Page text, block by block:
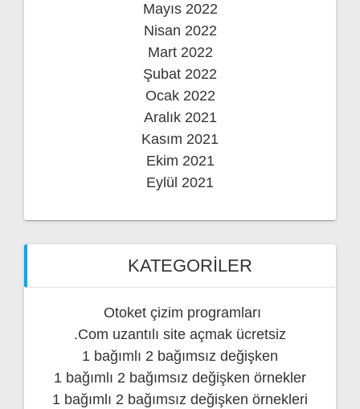
Mayıs 2022
Nisan 2022
Mart 2022
Şubat 2022
Ocak 2022
Aralık 2021
Kasım 2021
Ekim 2021
Eylül 2021
KATEGORILER
Otoket çizim programları
.Com uzantılı site açmak ücretsiz
1 bağımlı 2 bağımsız değişken
1 bağımlı 2 bağımsız değişken örnekler
1 bağımlı 2 bağımsız değişken örnekleri